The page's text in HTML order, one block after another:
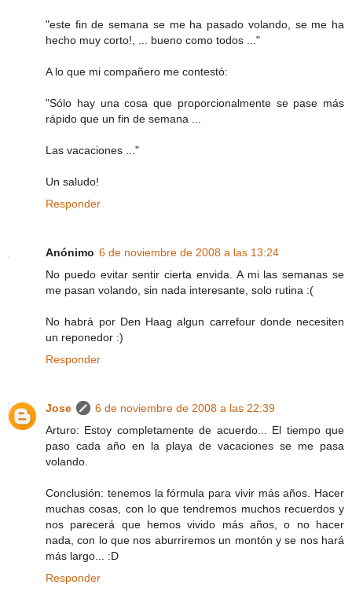
"este fin de semana se me ha pasado volando, se me ha
hecho muy corto!, ... bueno como todos ..."
A lo que mi compañero me contestó:
"Sólo hay una cosa que proporcionalmente se pase más
rápido que un fin de semana ...
Las vacaciones ..."
Un saludo!
Responder
Anónimo 6 de noviembre de 2008 a las 13:24
No puedo evitar sentir cierta envida. A mi las semanas se
me pasan volando, sin nada interesante, solo rutina :(
No habrá por Den Haag algun carrefour donde necesiten
un reponedor :)
Responder
Jose
6 de noviembre de 2008 a las 22:39
Arturo: Estoy completamente de acuerdo... El tiempo que
paso cada año en la playa de vacaciones se me pasa
volando.
Conclusión: tenemos la fórmula para vivir más años. Hacer
muchas cosas, con lo que tendremos muchos recuerdos y
nos parecerá que hemos vivido más años, o no hacer
nada, con lo que nos aburriremos un montón y se nos hará
más largo... :D
Responder